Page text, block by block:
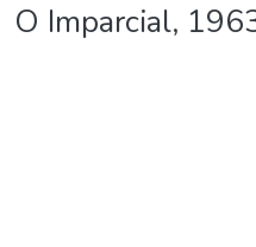
O Imparcial,